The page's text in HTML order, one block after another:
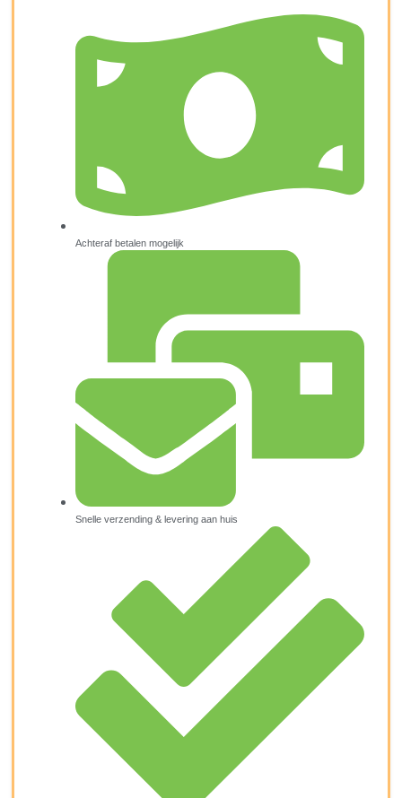
Achteraf betalen mogelijk
Snelle verzending & levering aan huis